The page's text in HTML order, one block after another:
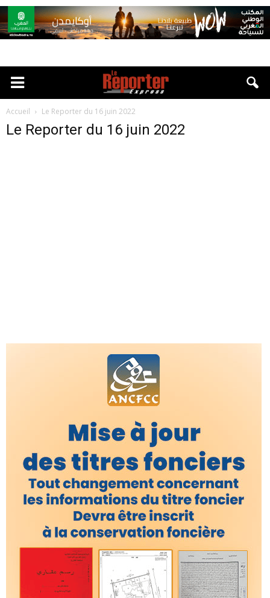
Accueil Le Reporter du 16 juin 2022
Le Reporter du 16 juin 2022